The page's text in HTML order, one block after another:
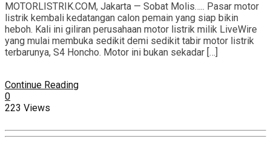
MOTORLISTRIK.COM, Jakarta — Sobat Molis….. Pasar motor
listrik kembali kedatangan calon pemain yang siap bikin
heboh. Kali ini giliran perusahaan motor listrik milik LiveWire
yang mulai membuka sedikit demi sedikit tabir motor listrik
terbarunya, S4 Honcho. Motor ini bukan sekadar […]
Continue Reading
0
223 Views